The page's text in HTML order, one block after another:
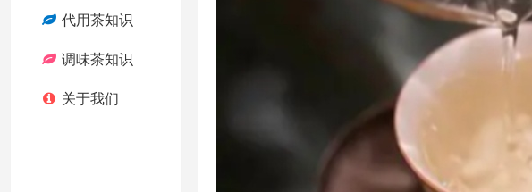
代用茶知识
调味茶知识
关于我们